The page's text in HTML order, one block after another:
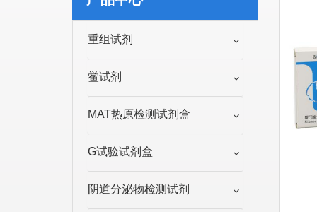
重组试剂
鲎试剂
MAT热原检测试剂盒
G试验试剂盒
阴道分泌物检测试剂